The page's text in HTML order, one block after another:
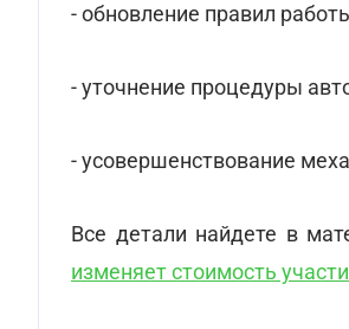
- обновление правил
- уточнение процедуры
- усовершенствование
Все детали найдете в
изменяет стоимость